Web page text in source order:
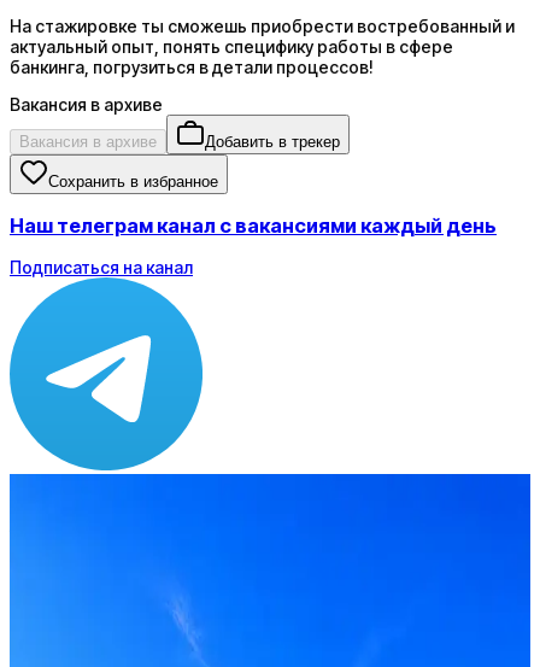
На стажировке ты сможешь приобрести востребованный и
актуальный опыт, понять специфику работы в сфере
банкинга, погрузиться в детали процессов!
Вакансия в архиве
Вакансия в архиве Добавить в трекер
Сохранить в избранное
Наш телеграм канал с вакансиями каждый день
Подписаться на канал
Оффер быстрее с Эйч